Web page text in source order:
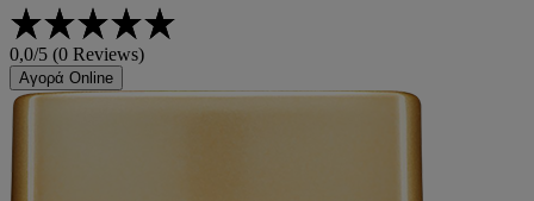
0,0/5 (0 Reviews)
Αγορά Online